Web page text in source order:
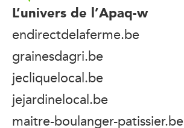
L’univers de l’Apaq-w
endirectdelaferme.be
grainesdagri.be
jecliquelocal.be
jejardinelocal.be
maitre-boulanger-patissier.be